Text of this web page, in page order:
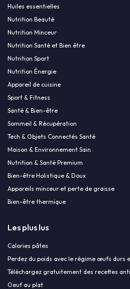
Huiles essentielles
Nutrition Beauté
Nutrition Minceur
Nutrition Santé et Bien être
Nutrition Sport
Nutrition Énergie
Appareil de cuisine
Sport & Fitness
Santé & Bien-être
Sommeil & Récupération
Tech & Objets Connectés Santé
Maison & Environnement Sain
Nutrition & Santé Premium
Bien-être Holistique & Doux
Appareils minceur et perte de graisse
Bien-être thermique
Les plus lus
Calories pâtes
Perdez du poids avec le régime œufs durs
Téléchargez gratuitement des recettes
Oeuf au plat